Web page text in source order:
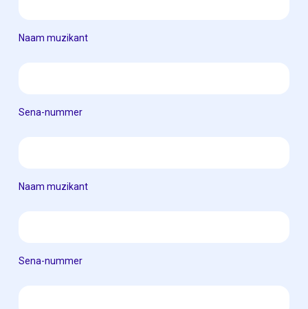
Naam muzikant
Sena-nummer
Naam muzikant
Sena-nummer